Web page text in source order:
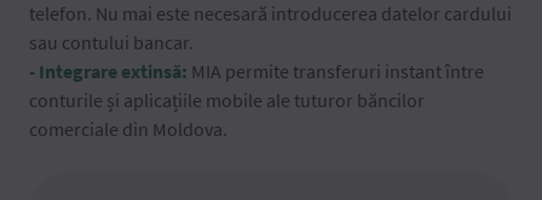
telefon. Nu mai este necesară introducerea datelor cardului
sau contului bancar.
- Integrare extinsă: MIA permite transferuri instant între
conturile și aplicațiile mobile ale tuturor băncilor
comerciale din Moldova.